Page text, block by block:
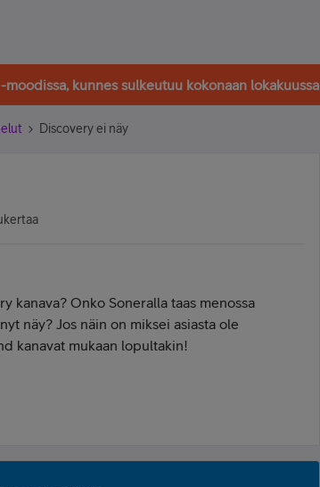
kunnes sulkeutuu kokonaan lokakuussa
Discovery ei näy
kanava? Onko Soneralla taas menossa
näy? Jos näin on miksei asiasta ole
kanavat mukaan lopultakin!